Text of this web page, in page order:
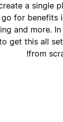
a single
go for benefits
and more.
get this all
from